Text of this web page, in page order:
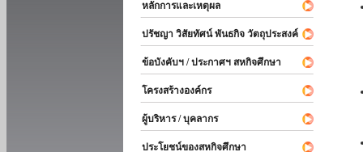
หลักการและเหตุผล
ปรัชญา วิสัยทัศน์ พันธกิจ วัตถุประสงค์
ข้อบังคับฯ / ประกาศฯ สหกิจศึกษา
โครงสร้างองค์กร
ผู้บริหาร / บุคลากร
ประโยชน์ของสหกิจศึกษา